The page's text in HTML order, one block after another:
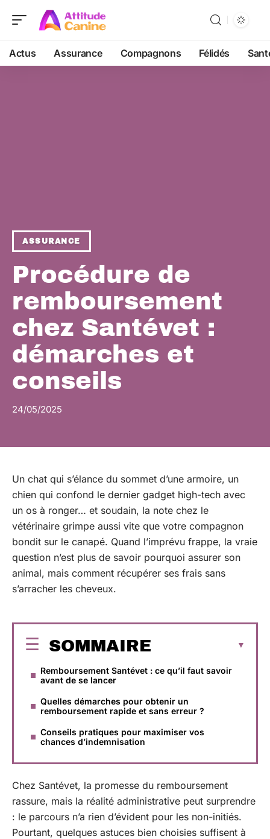
Actus Assurance Compagnons Félidés
ASSURANCE
Procédure de
remboursement
chez Santévet :
démarches et
conseils
24/05/2025
Un chat qui s’élance du sommet d’une armoire, un
chien qui confond le dernier gadget high-tech avec
un os à ronger… et soudain, la note chez le
vétérinaire grimpe aussi vite que votre compagnon
bondit sur le canapé. Quand l’imprévu frappe, la vraie
question n’est plus de savoir pourquoi assurer son
animal, mais comment récupérer ses frais sans
s’arracher les cheveux.
SOMMAIRE
Remboursement Santévet : ce qu’il faut savoir
avant de se lancer
Quelles démarches pour obtenir un
remboursement rapide et sans erreur ?
Conseils pratiques pour maximiser vos
chances d’indemnisation
Chez Santévet, la promesse du remboursement
rassure, mais la réalité administrative peut surprendre
: le parcours n’a rien d’évident pour les non-initiés.
Pourtant, quelques astuces bien choisies suffisent à